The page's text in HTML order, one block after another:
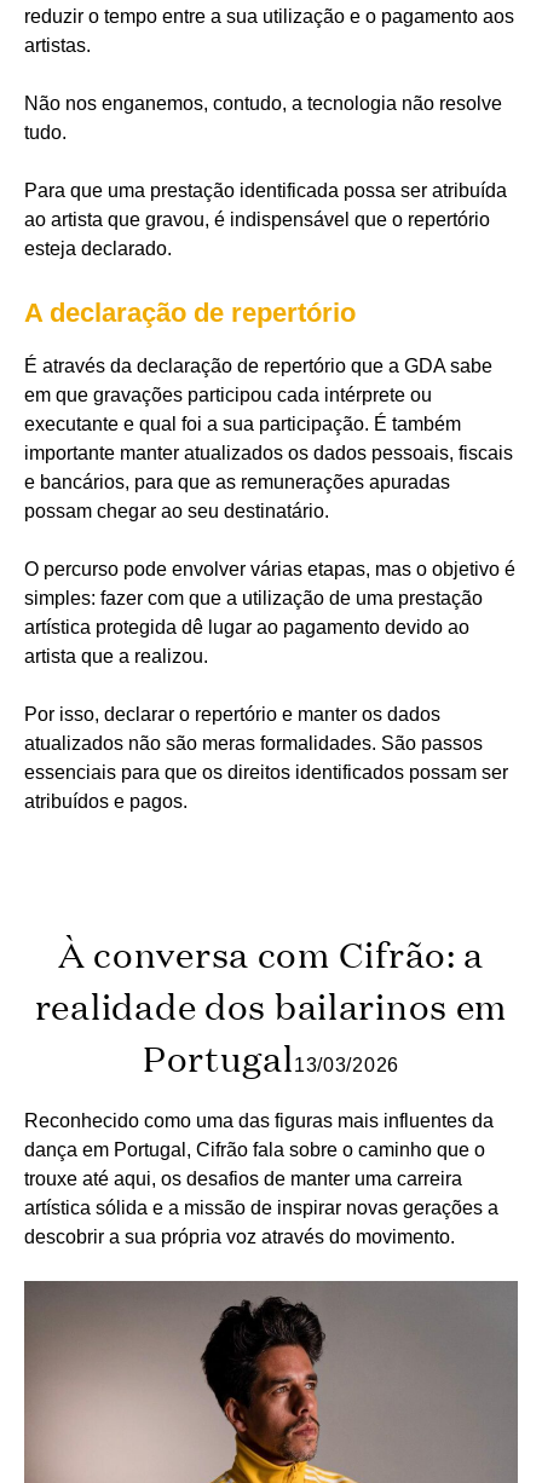
reduzir o tempo entre a sua utilização e o pagamento aos
artistas.
Não nos enganemos, contudo, a tecnologia não resolve
tudo.
Para que uma prestação identificada possa ser atribuída
ao artista que gravou, é indispensável que o repertório
esteja declarado.
A declaração de repertório
É através da declaração de repertório que a GDA sabe
em que gravações participou cada intérprete ou
executante e qual foi a sua participação. É também
importante manter atualizados os dados pessoais, fiscais
e bancários, para que as remunerações apuradas
possam chegar ao seu destinatário.
O percurso pode envolver várias etapas, mas o objetivo é
simples: fazer com que a utilização de uma prestação
artística protegida dê lugar ao pagamento devido ao
artista que a realizou.
Por isso, declarar o repertório e manter os dados
atualizados não são meras formalidades. São passos
essenciais para que os direitos identificados possam ser
atribuídos e pagos.
À conversa com Cifrão: a
realidade dos bailarinos em
Portugal 13/03/2026
Reconhecido como uma das figuras mais influentes da
dança em Portugal, Cifrão fala sobre o caminho que o
trouxe até aqui, os desafios de manter uma carreira
artística sólida e a missão de inspirar novas gerações a
descobrir a sua própria voz através do movimento.